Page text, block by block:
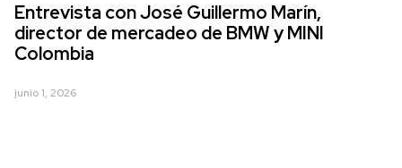
Entrevista con José Guillermo Marín,
director de mercadeo de BMW y MINI
Colombia
junio 1, 2026